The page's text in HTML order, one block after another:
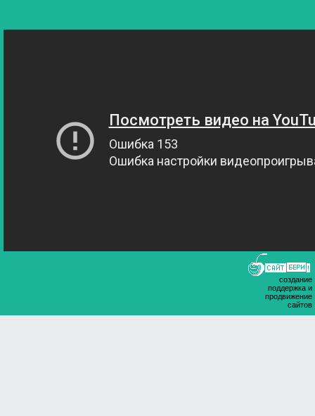
создание
поддержка и
продвижение
сайтов